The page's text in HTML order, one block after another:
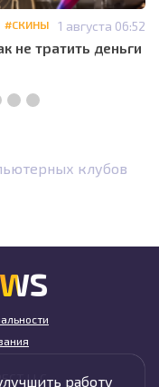
#СКИНЫ 1 августа 06:52
не тратить деньги
клубов
LLC работу